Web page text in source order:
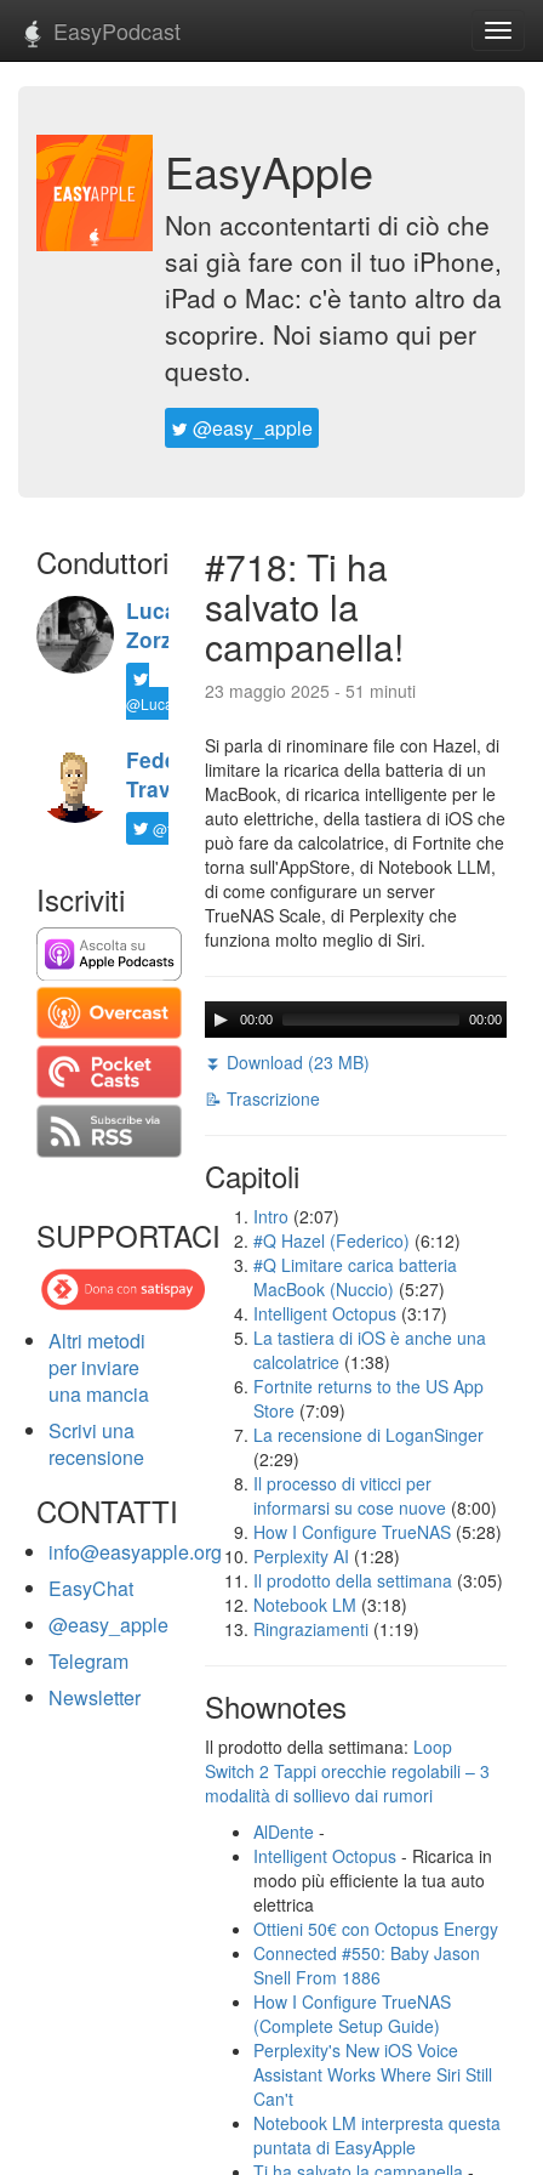
EasyPodcast
EasyApple
Non accontentarti di ciò che
sai già fare con il tuo iPhone,
iPad o Mac: c'è tanto altro da
scoprire. Noi siamo qui per
questo.
@easy_apple
Conduttori
Luca
Zorzi
@LucaTNT
Federico
Travaini
@ftrava
Iscriviti
SUPPORTACI
Altri metodi
per inviare
una mancia
Scrivi una
recensione
CONTATTI
info@easyapple.org
EasyChat
@easy_apple
Telegram
Newsletter
#718: Ti ha
salvato la
campanella!
23 maggio 2025 - 51 minuti
Si parla di rinominare file con Hazel, di
limitare la ricarica della batteria di un
MacBook, di ricarica intelligente per le
auto elettriche, della tastiera di iOS che
può fare da calcolatrice, di Fortnite che
torna sull'AppStore, di Notebook LLM,
di come configurare un server
TrueNAS Scale, di Perplexity che
funziona molto meglio di Siri.
00:00 00:00
⏬ Download (23 MB)
📝 Trascrizione
Capitoli
Intro (2:07)
#Q Hazel (Federico) (6:12)
#Q Limitare carica batteria
MacBook (Nuccio) (5:27)
Intelligent Octopus (3:17)
La tastiera di iOS è anche una
calcolatrice (1:38)
Fortnite returns to the US App
Store (7:09)
La recensione di LoganSinger
(2:29)
Il processo di viticci per
informarsi su cose nuove (8:00)
How I Configure TrueNAS (5:28)
Perplexity AI (1:28)
Il prodotto della settimana (3:05)
Notebook LM (3:18)
Ringraziamenti (1:19)
Shownotes
Il prodotto della settimana: Loop
Switch 2 Tappi orecchie regolabili – 3
modalità di sollievo dai rumori
AlDente -
Intelligent Octopus - Ricarica in
modo più efficiente la tua auto
elettrica
Ottieni 50€ con Octopus Energy
Connected #550: Baby Jason
Snell From 1886
How I Configure TrueNAS
(Complete Setup Guide)
Perplexity's New iOS Voice
Assistant Works Where Siri Still
Can't
Notebook LM interpresta questa
puntata di EasyApple